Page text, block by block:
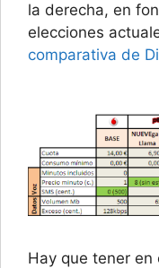
la derecha, en
elecciones
comparativa de
Hay que tener en